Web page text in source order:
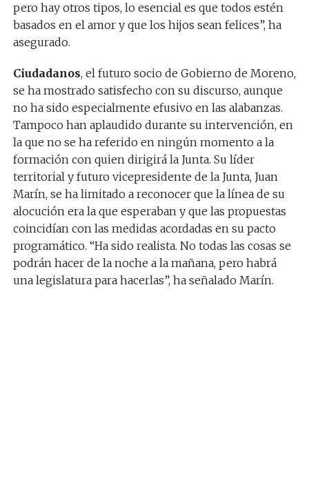
pero hay otros tipos, lo esencial es que todos estén
basados en el amor y que los hijos sean felices”, ha
asegurado.
Ciudadanos, el futuro socio de Gobierno de Moreno,
se ha mostrado satisfecho con su discurso, aunque
no ha sido especialmente efusivo en las alabanzas.
Tampoco han aplaudido durante su intervención, en
la que no se ha referido en ningún momento a la
formación con quien dirigirá la Junta. Su líder
territorial y futuro vicepresidente de la Junta, Juan
Marín, se ha limitado a reconocer que la línea de su
alocución era la que esperaban y que las propuestas
coincidían con las medidas acordadas en su pacto
programático. “Ha sido realista. No todas las cosas se
podrán hacer de la noche a la mañana, pero habrá
una legislatura para hacerlas”, ha señalado Marín.